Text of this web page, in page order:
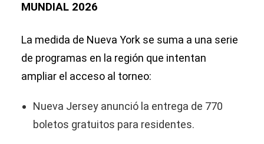
MUNDIAL 2026
La medida de Nueva York se suma a una serie
de programas en la región que intentan
ampliar el acceso al torneo:
Nueva Jersey anunció la entrega de 770
boletos gratuitos para residentes.